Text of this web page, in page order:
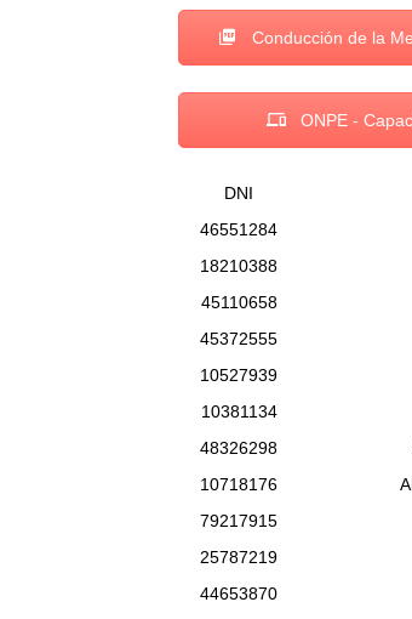
Conducción de la
ONPE -
DNI
46551284
18210388
45110658
45372555
10527939
10381134
48326298
10718176
79217915
25787219
44653870